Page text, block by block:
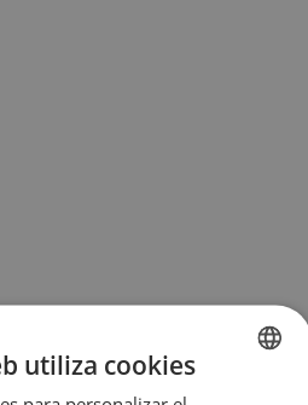
utiliza cookies